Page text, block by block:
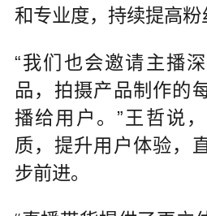
和专业度，持续提高粉
“我们也会邀请主播
品，拍摄产品制作的
播给用户。”王哲说
质，提升用户体验，
步前进。